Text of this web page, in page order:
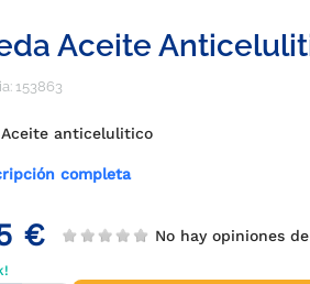
Aceite
153863
Aceite anticelulitico
completa
€ No hay opiniones